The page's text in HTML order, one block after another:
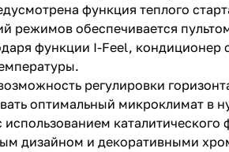
функция теплого
режимов обеспечивается
функции I-Feel, кондиционер
регулировки
оптимальный микроклимат в
дизайном и декоративными